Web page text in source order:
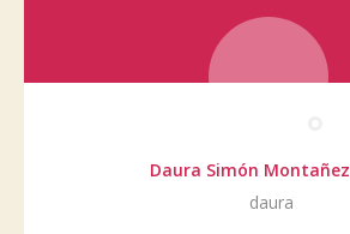
Daura Simón Montañez
daura